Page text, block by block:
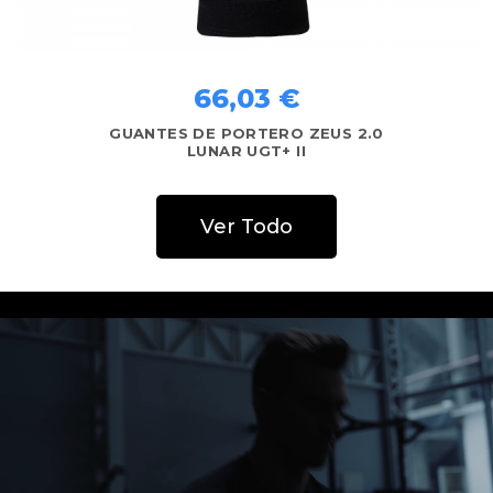
GUANTES DE PORTERO ZEUS 2.0
STELLAR UGT+ II
66,03 € 59,43 €
Ver Todo